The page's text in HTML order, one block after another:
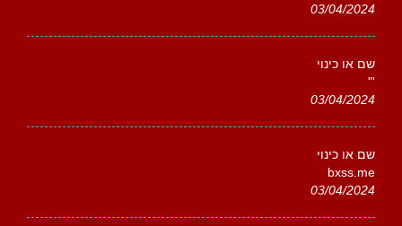
03/04/2024
שם או כינוי
'"
03/04/2024
שם או כינוי
bxss.me
03/04/2024